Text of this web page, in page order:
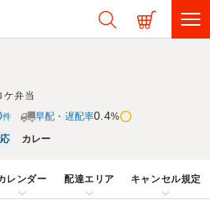
ケ弁当
件 早配・遅配率0.4%
カレー
レンダー 配達エリア キャンセル規定